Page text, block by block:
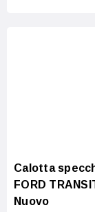
Calotta
FORD
Nuovo